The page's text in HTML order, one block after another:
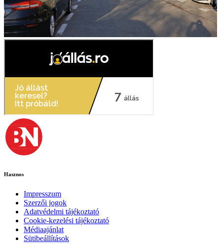
Hasznos
Impresszum
Szerzői jogok
Adatvédelmi tájékoztató
Cookie-kezelési tájékoztató
Médiaajánlat
Sütibeállítások